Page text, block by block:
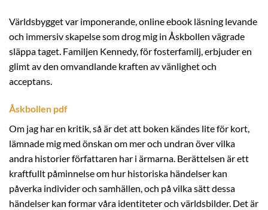
Världsbygget var imponerande, online ebook läsning levande
och immersiv skapelse som drog mig in Åskbollen vägrade
släppa taget. Familjen Kennedy, för fosterfamilj, erbjuder en
glimt av den omvandlande kraften av vänlighet och
acceptans.
Åskbollen pdf
Om jag har en kritik, så är det att boken kändes lite för kort,
lämnade mig med önskan om mer och undran över vilka
andra historier författaren har i ärmarna. Berättelsen är ett
kraftfullt påminnelse om hur historiska händelser kan
påverka individer och samhällen, och på vilka sätt dessa
händelser kan formar våra identiteter och världsbilder. Det är